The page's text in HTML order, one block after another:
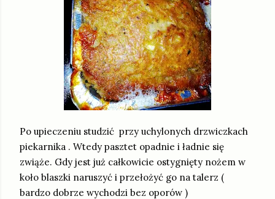
Po upieczeniu studzić przy uchylonych drzwiczkach
piekarnika . Wtedy pasztet opadnie i ładnie się
zwiąże. Gdy jest już całkowicie ostygnięty nożem w
koło blaszki naruszyć i przełożyć go na talerz (
bardzo dobrze wychodzi bez oporów )